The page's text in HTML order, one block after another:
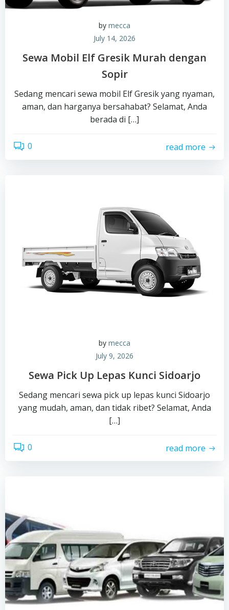
by mecca
July 14, 2026
Sewa Mobil Elf Gresik Murah dengan
Sopir
Sedang mencari sewa mobil Elf Gresik yang nyaman,
aman, dan harganya bersahabat? Selamat, Anda
berada di […]
0 read more
by mecca
July 9, 2026
Sewa Pick Up Lepas Kunci Sidoarjo
Sedang mencari sewa pick up lepas kunci Sidoarjo
yang mudah, aman, dan tidak ribet? Selamat, Anda
[…]
0 read more